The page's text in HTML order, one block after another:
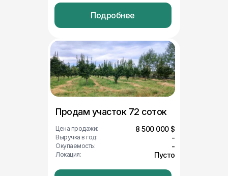
Подробнее
Продам участок 72 соток
Цена продажи: 8 500 000 $
Выручка в год: -
Окупаемость: -
Локация: Пусто